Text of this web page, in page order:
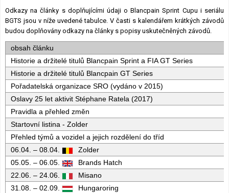
Odkazy na články s doplňujícími údaji o Blancpain Sprint Cupu i seriálu
BGTS jsou v níže uvedené tabulce. V časti s kalendářem krátkých závodů
budou doplňovány odkazy na články s popisy uskutečněných závodů.
obsah článku
Historie a držitelé titulů Blancpain Sprint a FIA GT Series
Historie a držitelé titulů Blancpain GT Series
Pořadatelská organizace SRO (vydáno v 2015)
Oslavy 25 let aktivit Stéphane Ratela (2017)
Pravidla a přehled změn
Startovní listina - Zolder
Přehled týmů a vozidel a jejich rozdělení do tříd
06.04. – 08.04.
Zolder
05.05. – 06.05.
Brands Hatch
22.06. – 24.06.
Misano
31.08. – 02.09.
Hungaroring